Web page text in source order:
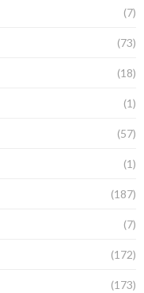
(7)
(73)
(18)
(1)
(57)
(1)
(187)
(7)
(172)
(173)